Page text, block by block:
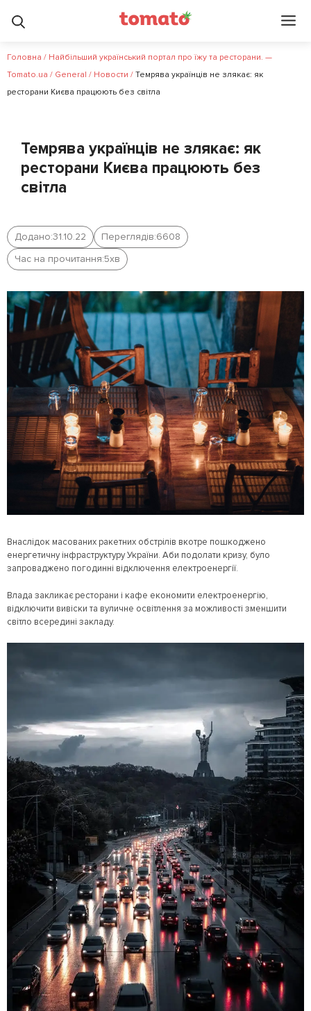
Головна / Найбільший український портал про їжу та ресторани. —
Tomato.ua / General / Новости / Темрява українців не злякає: як
ресторани Києва працюють без світла
Темрява українців не злякає: як
ресторани Києва працюють без
світла
Додано:31.10.22 Переглядів:6608
Час на прочитання:5хв
Внаслідок масованих ракетних обстрілів вкотре пошкоджено
енергетичну інфраструктуру України. Аби подолати кризу, було
запроваджено погодинні відключення електроенергії.
Влада закликає ресторани і кафе економити електроенергію,
відключити вивіски та вуличне освітлення за можливості зменшити
світло всередині закладу.